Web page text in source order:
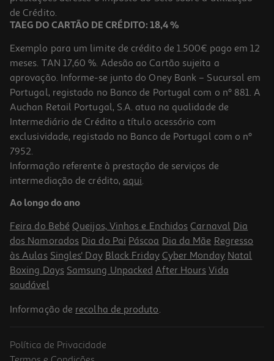
de Crédito.
TAEG DO CARTÃO DE CRÉDITO: 18,4 %
Exemplo para um limite de crédito de 1.500€ pago em 12
meses. TAN 17,60 %. Adesão ao Cartão sujeita a
aprovação. Informe-se junto do Oney Bank – Sucursal em
Portugal, registado no Banco de Portugal com o nº 881. A
Auchan Retail Portugal, S.A. atua na qualidade de
Intermediário de Crédito a título acessório com
exclusividade, registado no Banco de Portugal com o nº
7952.
Informação referente à prestação de serviços de
intermediação de crédito, aqui.
Ao longo do ano
Feira do Bebé Queijos, Vinhos e Enchidos Carnaval Dia
dos Namorados Dia do Pai Páscoa Dia da Mãe Regresso
às Aulas Singles' Day Black Friday Cyber Monday Natal
Boxing Days Samsung Unpacked After Hours Vida
saudável
Informação de recolha de produto.
Política de Privacidade